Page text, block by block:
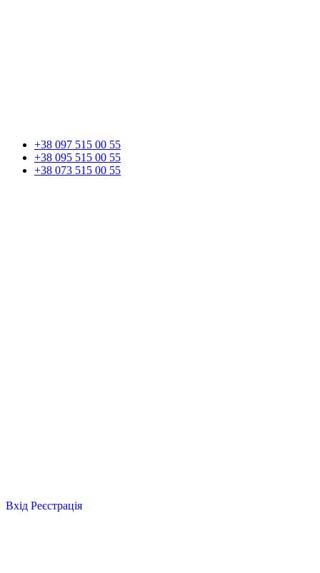
+38 097 515 00 55
+38 095 515 00 55
+38 073 515 00 55
Вхід Реєстрація